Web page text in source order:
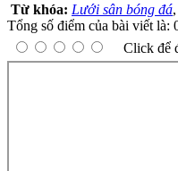
Từ khóa: Lưới sân bóng đá,
Tổng số điểm của bài viết là:
Click để